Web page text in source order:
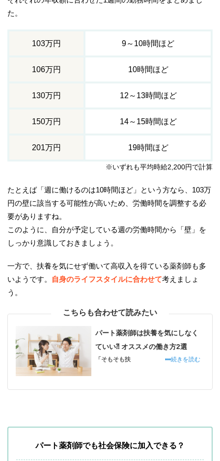
た。
103万円 9～10時間ほど
106万円 10時間ほど
130万円 12～13時間ほど
150万円 14～15時間ほど
201万円 19時間ほど
※いずれも平均時給2,200円で計算
たとえば「週に働けるのは10時間ほど」という方なら、103万
円の壁に該当する可能性が高いため、労働時間を調整する必
要がありますね。
このように、自分が予定している週の労働時間から「壁」を
しっかり意識しておきましょう。
一方で、扶養を気にせず働いて高収入を得ている薬剤師も多
いようです。
自身のライフスタイルに合わせて考えましょ
う。
こちらも合わせて読みたい
パート薬剤師は扶養を気にしなく
ていい⁈ オススメの働き方2選
「そもそも扶 •••続きを読む
パート薬剤師でも社会保険に加入できる？